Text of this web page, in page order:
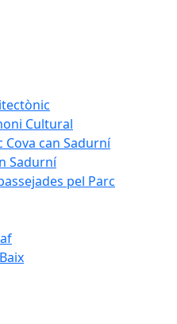
Cultural
can Sadurní
Sadurní
pel Parc